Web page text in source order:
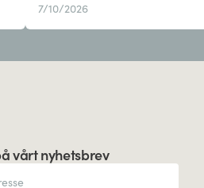
7/10/2026
vårt nyhetsbrev